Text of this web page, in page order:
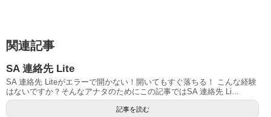
関連記事
SA 連絡先 Lite
SA 連絡先 Liteがエラーで開かない！開いてもすぐ落ちる！ こんな経験
はないですか？そんなアナタのためにこの記事ではSA 連絡先 Li...
記事を読む